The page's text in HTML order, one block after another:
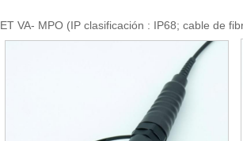
ET VA- MPO (IP clasificación : IP68; cable de